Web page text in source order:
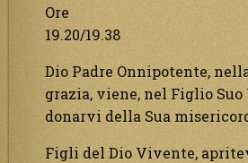
Ore
19.20/
Dio Padre Onnipotente,
grazia, viene, nel Figlio
donarvi della Sua
Figli del Dio Vivente,